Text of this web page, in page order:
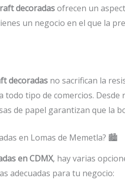
decoradasofrecen un
un negocio en el que la
decoradas no sacrifican la
todo tipo de comercios.
de papel garantizan que la
en Lomas de Memetla? 🏙️
en CDMX, hay varias
adecuadas para tu negocio: